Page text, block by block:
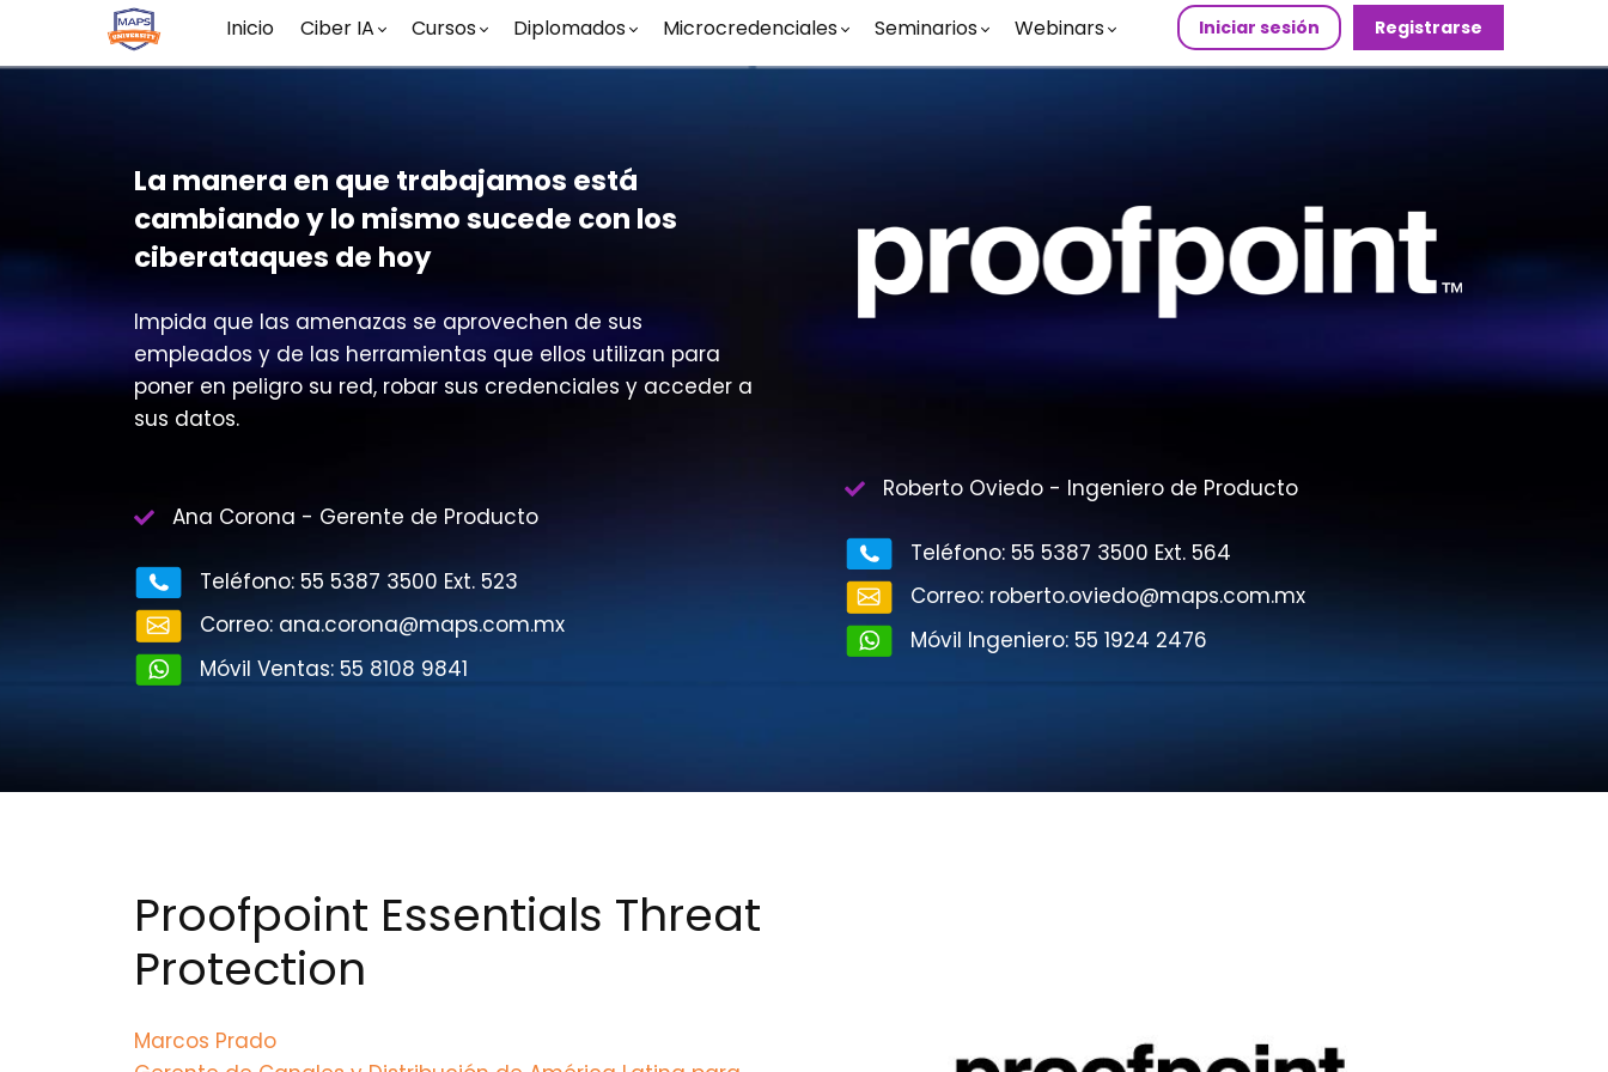
Inicio Ciber IA Cursos Diplomados Microcredenciales Seminarios Webinars Iniciar sesión Registrarse
La manera en que trabajamos está
cambiando y lo mismo sucede con los
ciberataques de hoy
Impida que las amenazas se aprovechen de sus
empleados y de las herramientas que ellos utilizan para
poner en peligro su red, robar sus credenciales y acceder a
sus datos.
Ana Corona - Gerente de Producto
Teléfono: 55 5387 3500 Ext. 523
Correo: ana.corona@maps.com.mx
Móvil Ventas: 55 8108 9841
Roberto Oviedo - Ingeniero de Producto
Teléfono: 55 5387 3500 Ext. 564
Correo: roberto.oviedo@maps.com.mx
Móvil Ingeniero: 55 1924 2476
Proofpoint Essentials Threat
Protection
Marcos Prado